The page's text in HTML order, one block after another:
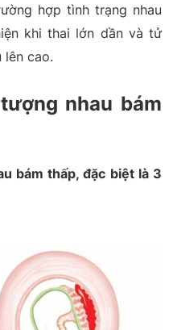
hợp tình trạng nhau
khi thai lớn dần và tử
lên cao.
nhau bám
bám thấp, đặc biệt là 3